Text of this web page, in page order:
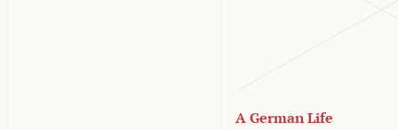
A German Life